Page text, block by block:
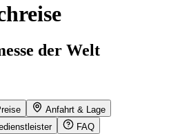
der Welt
Anfahrt & Lage
FAQ